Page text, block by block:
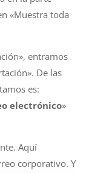
«Muestra toda
entramos
De las
es:
electrónico»
Aquí
corporativo. Y